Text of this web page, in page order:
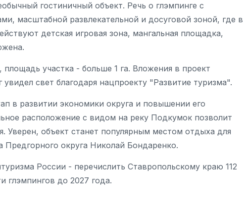
гостиничный объект. Речь о глэмпинге с
масштабной развлекательной и досуговой зоной, где в
детская игровая зона, мангальная площадка,
участка - больше 1 га. Вложения в проект
свет благодаря нацпроекту "Развитие туризма".
в развитии экономики округа и повышении его
расположение с видом на реку Подкумок позволит
Уверен, объект станет популярным местом отдыха для
Предгорного округа Николай Бондаренко.
России - перечислить Ставропольскому краю 112
глэмпингов до 2027 года.